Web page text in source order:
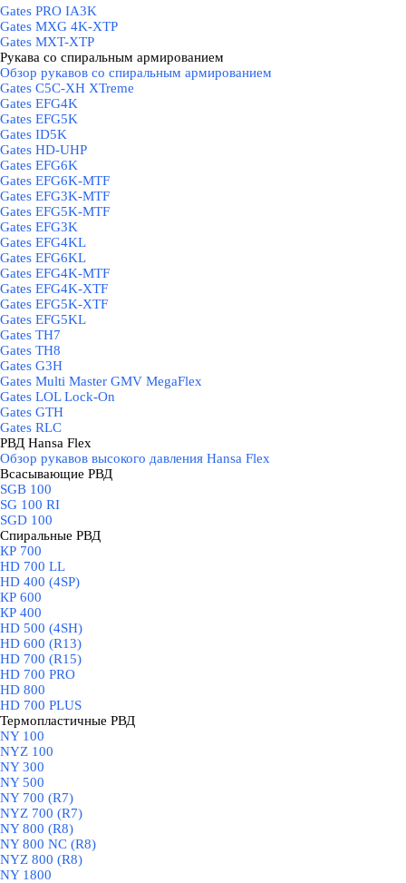
Gates PRO IA3K
Gates MXG 4K-XTP
Gates MXT-XTP
Рукава со спиральным армированием
Обзор рукавов со спиральным армированием
Gates C5C-XH XTreme
Gates EFG4K
Gates EFG5K
Gates ID5K
Gates HD-UHP
Gates EFG6K
Gates EFG6K-MTF
Gates EFG3K-MTF
Gates EFG5K-MTF
Gates EFG3K
Gates EFG4KL
Gates EFG6KL
Gates EFG4K-MTF
Gates EFG4K-XTF
Gates EFG5K-XTF
Gates EFG5KL
Gates TH7
Gates TH8
Gates G3H
Gates Multi Master GMV MegaFlex
Gates LOL Lock-On
Gates GTH
Gates RLC
РВД Hansa Flex
Обзор рукавов высокого давления Hansa Flex
Всасывающие РВД
SGB 100
SG 100 RI
SGD 100
Спиральные РВД
КР 700
HD 700 LL
HD 400 (4SP)
КР 600
КР 400
HD 500 (4SН)
HD 600 (R13)
HD 700 (R15)
HD 700 PRO
HD 800
HD 700 PLUS
Термопластичные РВД
NY 100
NYZ 100
NY 300
NY 500
NY 700 (R7)
NYZ 700 (R7)
NY 800 (R8)
NY 800 NC (R8)
NYZ 800 (R8)
NY 1800